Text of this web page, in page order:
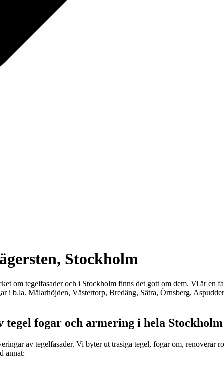
Stockholm
om tegelfasader och i Stockholm finns det gott om dem. Vi är en
i b.la. Mälarhöjden, Västertorp, Bredäng, Sätra, Örnsberg,
fogar och armering i hela Stockholm
av tegelfasader. Vi byter ut trasiga tegel, fogar om, renoverar
annat: